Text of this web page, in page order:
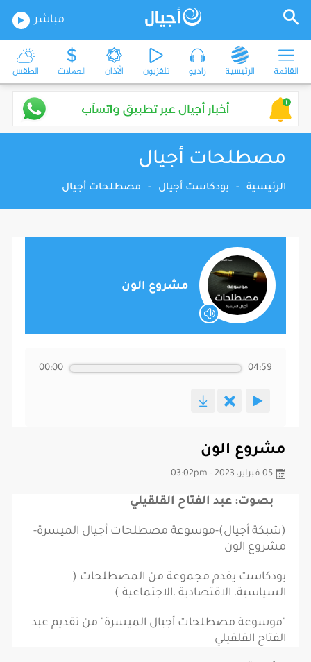
مباشر
القائمة الرئيسية راديو تلفزيون الأذان العملات الطقس
مصطلحات أجيال
الرئيسية - بودكاست أجيال - مصطلحات أجيال
مشروع الون
00:00 04:59
مشروع الون
05 فبراير، 2023 - 03:02pm
بصوت: عبد الفتاح القلقيلي
(شبكة أجيال)-موسوعة مصطلحات أجيال الميسرة-
مشروع الون
بودكاست يقدم مجموعة من المصطلحات (
السياسية، الاقتصادية ،الاجتماعية )
"موسوعة مصطلحات أجيال الميسرة" من تقديم عبد
الفتاح القلقيلي